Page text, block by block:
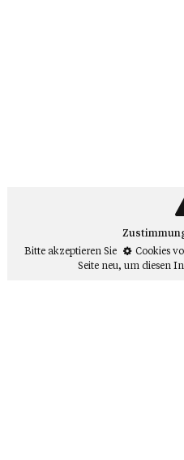
Bitte akzeptieren Sie
Cookies
Seite neu, um diesen